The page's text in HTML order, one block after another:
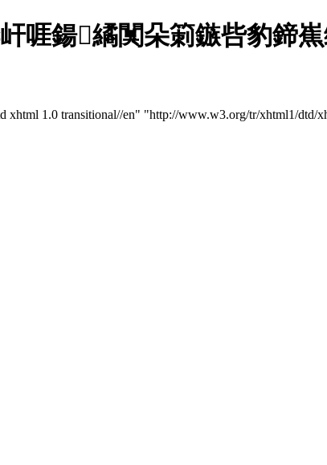
啀鍚繘闃朵箣鏃呰豹鍗
xhtml 1.0 transitional//en" "http://www.w3.org/tr/xhtml1/dtd/